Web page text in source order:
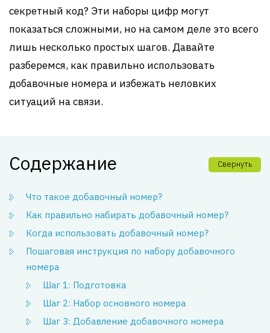
секретный код? Эти наборы цифр могут
показаться сложными, но на самом деле это всего
лишь несколько простых шагов. Давайте
разберемся, как правильно использовать
добавочные номера и избежать неловких
ситуаций на связи.
Содержание Свернуть
Что такое добавочный номер?
Как правильно набирать добавочный номер?
Когда использовать добавочный номер?
Пошаговая инструкция по набору добавочного
номера
Шаг 1: Подготовка
Шаг 2: Набор основного номера
Шаг 3: Добавление добавочного номера